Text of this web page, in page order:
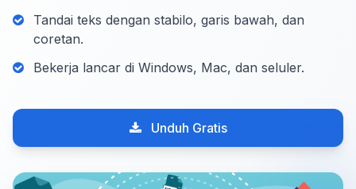
Tandai teks dengan stabilo, garis bawah, dan
coretan.
Bekerja lancar di Windows, Mac, dan seluler.
Unduh Gratis